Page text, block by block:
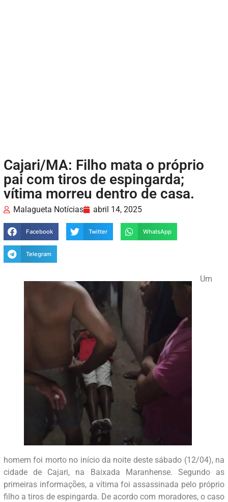
Cajari/MA: Filho mata o próprio
pai com tiros de espingarda;
vítima morreu dentro de casa.
Malagueta Notícias abril 14, 2025
Facebook Twitter WhatsApp
Telegram
Um
homem foi morto no início da noite deste sábado (12/04), na
cidade de Cajari, na Baixada Maranhense. Segundo as
primeiras informações, a vítima foi assassinada pelo próprio
filho a tiros de espingarda. De acordo com moradores, o caso